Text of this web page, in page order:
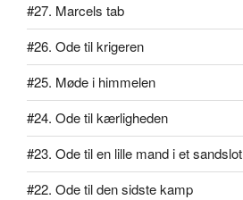
#27. Marcels tab
#26. Ode til krigeren
#25. Møde i himmelen
#24. Ode til kærligheden
#23. Ode til en lille mand i et sandslot
#22. Ode til den sidste kamp